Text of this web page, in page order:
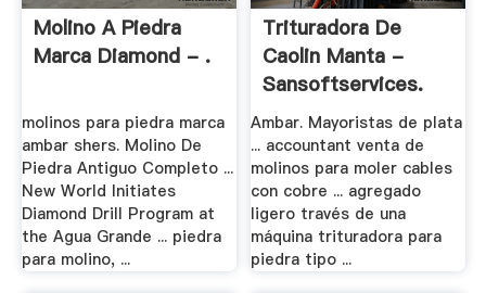
Molino A Piedra
Marca Diamond - .
molinos para piedra marca
ambar shers. Molino De
Piedra Antiguo Completo ...
New World Initiates
Diamond Drill Program at
the Agua Grande ... piedra
para molino, ...
Trituradora De
Caolin Manta -
Sansoftservices.
Ambar. Mayoristas de plata
... accountant venta de
molinos para moler cables
con cobre ... agregado
ligero través de una
máquina trituradora para
piedra tipo ...